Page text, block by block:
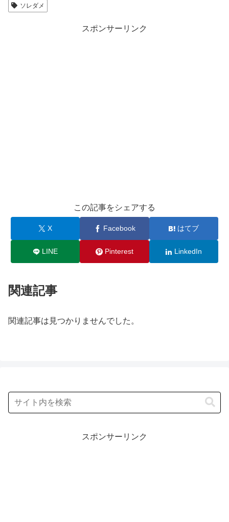
ソレダメ
スポンサーリンク
この記事をシェアする
X Facebook はてブ
LINE Pinterest LinkedIn
関連記事
関連記事は見つかりませんでした。
スポンサーリンク